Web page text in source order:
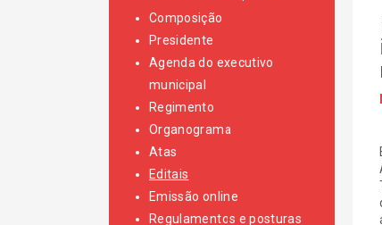
Composição
Presidente
Agenda do executivo
municipal
Regimento
Organograma
Atas
Editais
Emissão online
Regulamentos e posturas